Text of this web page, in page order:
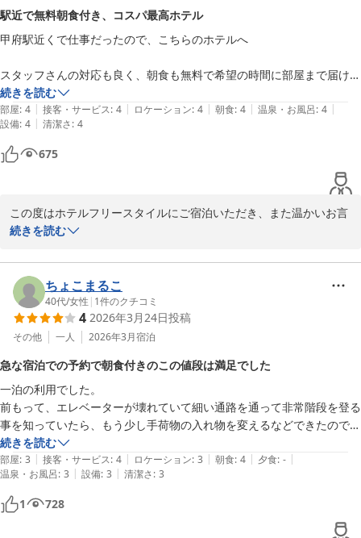
駅近で無料朝食付き、コスパ最高ホテル
甲府駅近くで仕事だったので、こちらのホテルへ
スタッフさんの対応も良く、朝食も無料で希望の時間に部屋まで届けて
くれる素晴らしいサービス
駐車場も台まで予約できるので安心でした。
夜寝るだけであれば、コスパ最高です。
続きを読む
部屋: 4 | 接客・サービス: 4 | ロケーション: 4 | 朝食: 4 | 温泉・お風呂: 4 |
設備: 4 | 清潔さ: 4
675
この度はホテルフリースタイルにご宿泊いただき、また温かいお言
葉をお寄せいただき誠にありがとうございます。
目指してまいります。
お客様のまたのお越しをスタッフ一同お待ちしております。
ＨＯＴＥＬ ＦＲＥＥ ＳＴＹＬＥ
2026-06-21
続きを読む
ちょこまるこ
40代/女性 | 1件のクチコミ
4 2026年3月24日投稿
その他 一人 2026年3月宿泊
急な宿泊での予約で朝食付きのこの値段は満足でした
一泊の利用でした。
前もって、エレベーターが壊れていて細い通路を通って非常階段を登る
事を知っていたら、もう少し手荷物の入れ物を変えるなどできたので知
りたかったです。受付すぐの所にアメニティグッズや飲み物が置いてあ
り部屋には常備されていないけど、必要な物だけ手に取ることもでき良
かったです。部屋の明かりは暖かい感じで少し暗めですがテーブルにラ
イトが置いてあり困らなかったです。使いたい良い場所のコンセントに
電気が流れておらず充電に少し困りましたので延長コードなど貸し出し
続きを読む
部屋: 3 | 接客・サービス: 4 | ロケーション: 3 | 朝食: 4 | 夕食: - |
温泉・お風呂: 3 | 設備: 3 | 清潔さ: 3
1 728